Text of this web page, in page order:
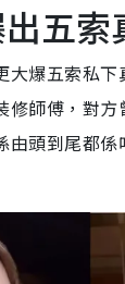
五索
大爆五索私
修師傅，對
由頭到尾都